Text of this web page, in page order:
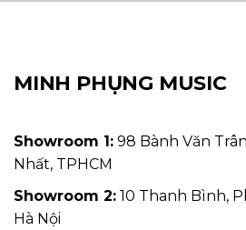
MINH PHỤNG MUSIC
Showroom 1: 98 Bành Văn
Nhất, TPHCM
Showroom 2: 10 Thanh Bình,
Hà Nội